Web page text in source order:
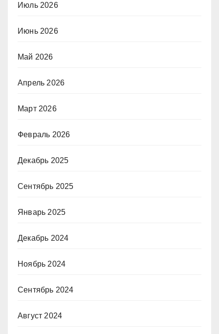
Июль 2026
Июнь 2026
Май 2026
Апрель 2026
Март 2026
Февраль 2026
Декабрь 2025
Сентябрь 2025
Январь 2025
Декабрь 2024
Ноябрь 2024
Сентябрь 2024
Август 2024